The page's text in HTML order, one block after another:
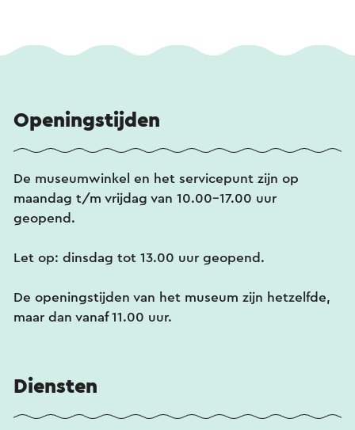
Openingstijden
De museumwinkel en het servicepunt zijn op
maandag t/m vrijdag van 10.00-17.00 uur
geopend.
Let op: dinsdag tot 13.00 uur geopend.
De openingstijden van het museum zijn hetzelfde,
maar dan vanaf 11.00 uur.
Diensten